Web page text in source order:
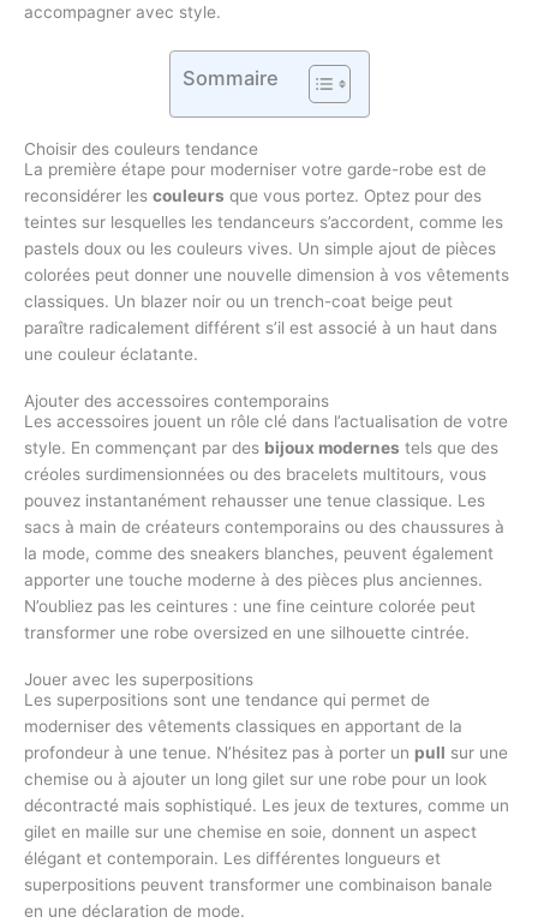
accompagner avec style.
Sommaire
Choisir des couleurs tendance
La première étape pour moderniser votre garde-robe est de
reconsidérer les couleurs que vous portez. Optez pour des
teintes sur lesquelles les tendanceurs s’accordent, comme les
pastels doux ou les couleurs vives. Un simple ajout de pièces
colorées peut donner une nouvelle dimension à vos vêtements
classiques. Un blazer noir ou un trench-coat beige peut
paraître radicalement différent s’il est associé à un haut dans
une couleur éclatante.
Ajouter des accessoires contemporains
Les accessoires jouent un rôle clé dans l’actualisation de votre
style. En commençant par des bijoux modernes tels que des
créoles surdimensionnées ou des bracelets multitours, vous
pouvez instantanément rehausser une tenue classique. Les
sacs à main de créateurs contemporains ou des chaussures à
la mode, comme des sneakers blanches, peuvent également
apporter une touche moderne à des pièces plus anciennes.
N’oubliez pas les ceintures : une fine ceinture colorée peut
transformer une robe oversized en une silhouette cintrée.
Jouer avec les superpositions
Les superpositions sont une tendance qui permet de
moderniser des vêtements classiques en apportant de la
profondeur à une tenue. N’hésitez pas à porter un pull sur une
chemise ou à ajouter un long gilet sur une robe pour un look
décontracté mais sophistiqué. Les jeux de textures, comme un
gilet en maille sur une chemise en soie, donnent un aspect
élégant et contemporain. Les différentes longueurs et
superpositions peuvent transformer une combinaison banale
en une déclaration de mode.